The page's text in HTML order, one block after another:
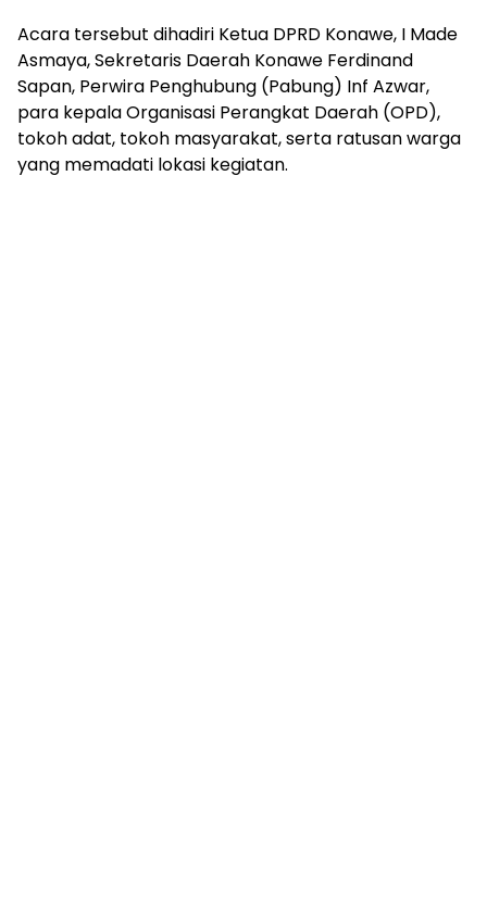
Acara tersebut dihadiri Ketua DPRD Konawe, I Made
Asmaya, Sekretaris Daerah Konawe Ferdinand
Sapan, Perwira Penghubung (Pabung) Inf Azwar,
para kepala Organisasi Perangkat Daerah (OPD),
tokoh adat, tokoh masyarakat, serta ratusan warga
yang memadati lokasi kegiatan.